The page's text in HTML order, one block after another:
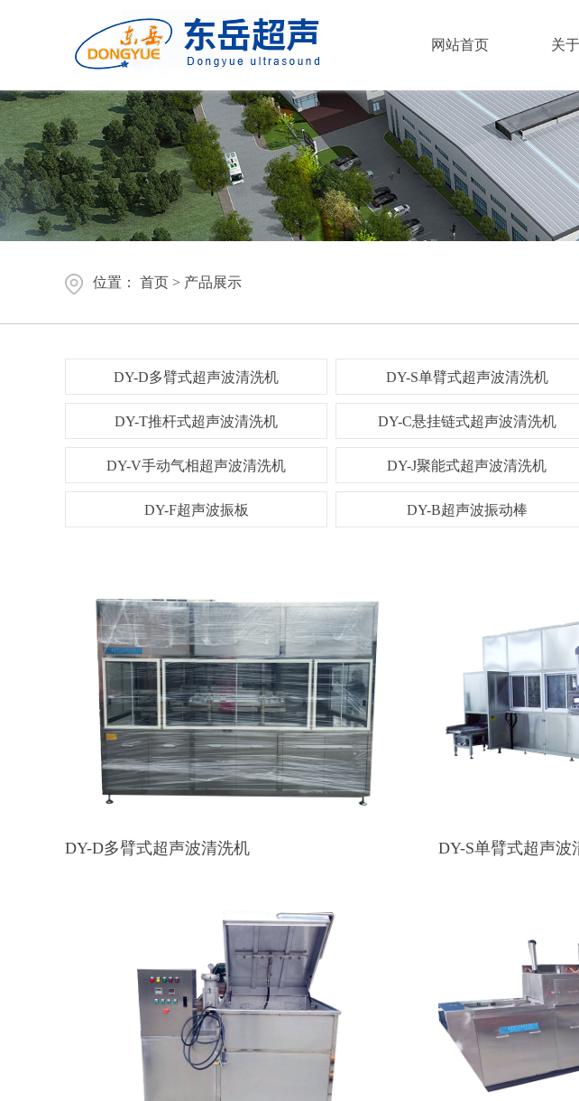
网站首页 关
位置： 首页 > 产品展示
DY-T推杆式超声波清洗机 DY-C悬挂链式超声波清洗机 DY-
DY-V手动气相超声波清洗机 DY-J聚能式超声波清洗机 DY-M
DY-B超声波振动棒
DY-D多臂式超声波清洗机 DY-S单臂式超声波清洗机
DY-T推杆式超声波清洗机 DY-C悬挂链式超声波清洗机
DY-V手动气相超声波清洗机 DY-J聚能式超声波清洗机
DY-F超声波振板 DY-B超声波振动棒
DY-D多臂式超声波清洗机 DY-S单臂式超声波